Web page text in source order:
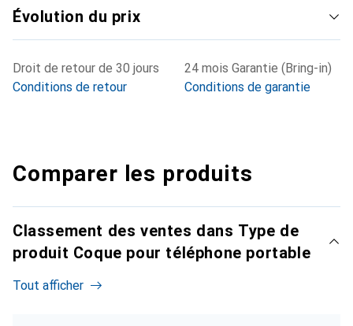
Évolution du prix
Droit de retour de 30 jours
Conditions de retour
24 mois Garantie (Bring-in)
Conditions de garantie
Comparer les produits
Classement des ventes dans Type de
produit Coque pour téléphone portable
Tout afficher